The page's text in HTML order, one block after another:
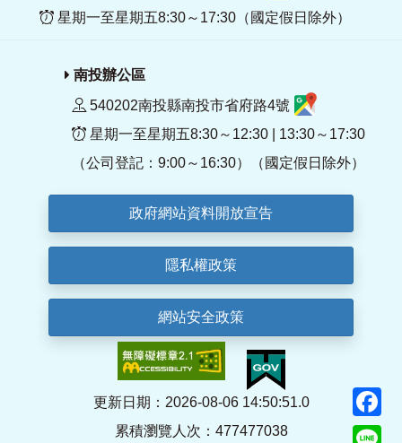
星期一至星期五8:30～17:30（國定假日除外）
南投辦公區
540202南投縣南投市省府路4號
星期一至星期五8:30～12:30 | 13:30～17:30
（公司登記：9:00～16:30）（國定假日除外）
政府網站資料開放宣告
隱私權政策
網站安全政策
更新日期：2026-08-06 14:50:51.0
累積瀏覽人次：477477038